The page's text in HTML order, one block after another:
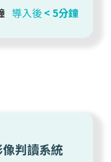
導入後 < 5分鐘
判讀系統